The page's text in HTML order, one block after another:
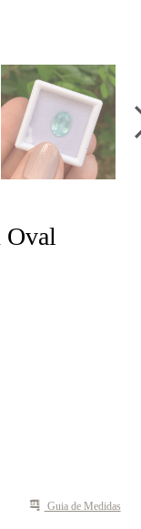
Oval
Guia de Medidas